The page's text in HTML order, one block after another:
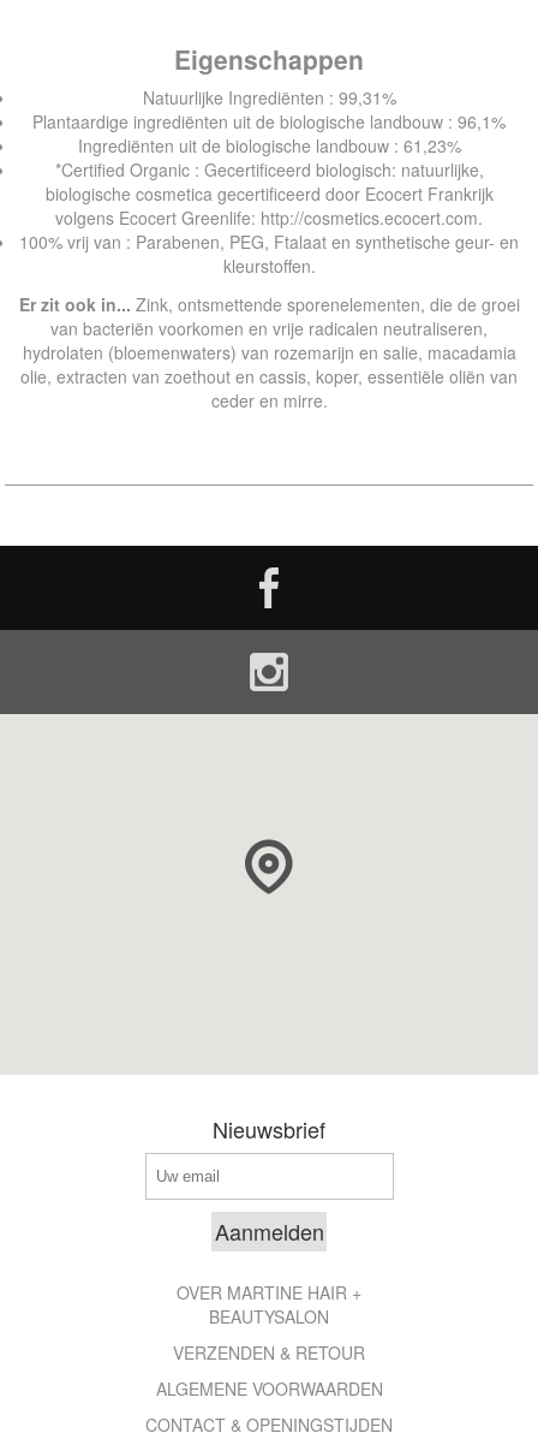
Eigenschappen
Natuurlijke Ingrediënten : 99,31%
Plantaardige ingrediënten uit de biologische landbouw : 96,1%
Ingrediënten uit de biologische landbouw : 61,23%
*Certified Organic : Gecertificeerd biologisch: natuurlijke,
biologische cosmetica gecertificeerd door Ecocert Frankrijk
volgens Ecocert Greenlife: http://cosmetics.ecocert.com.
100% vrij van : Parabenen, PEG, Ftalaat en synthetische geur- en
kleurstoffen.
Er zit ook in... Zink, ontsmettende sporenelementen, die de groei
van bacteriën voorkomen en vrije radicalen neutraliseren,
hydrolaten (bloemenwaters) van rozemarijn en salie, macadamia
olie, extracten van zoethout en cassis, koper, essentiële oliën van
ceder en mirre.
Nieuwsbrief
OVER MARTINE HAIR +
BEAUTYSALON
VERZENDEN & RETOUR
ALGEMENE VOORWAARDEN
CONTACT & OPENINGSTIJDEN